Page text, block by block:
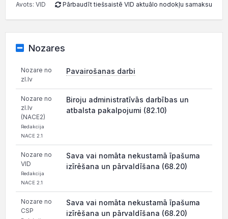
Avots: VID Pārbaudīt tiešsaistē VID aktuālo nodokļu samaksu
Nozares
Nozare no
zl.lv
Pavairošanas darbi
Nozare no
zl.lv
(NACE2)
Redakcija
NACE 2.1
Biroju administratīvās darbības un
atbalsta pakalpojumi (82.10)
Nozare no
VID
Redakcija
NACE 2.1
Sava vai nomāta nekustamā īpašuma
izīrēšana un pārvaldīšana (68.20)
Nozare no
CSP
Sava vai nomāta nekustamā īpašuma
izīrēšana un pārvaldīšana (68.20)